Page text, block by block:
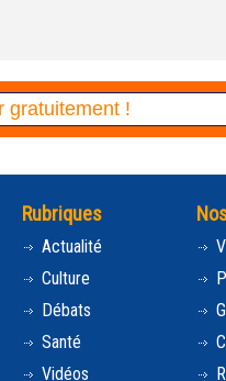
Rubriques
Actualité
Culture
Débats
Santé
Vidéos